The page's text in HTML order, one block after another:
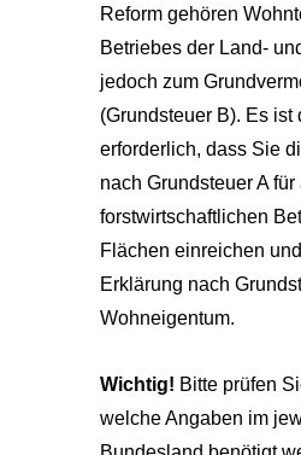
Reform gehören
Betriebes der Land-
jedoch zum
(Grundsteuer B). Es ist
erforderlich, dass Sie
nach Grundsteuer A
forstwirtschaftlichen
Flächen einreichen und
Erklärung nach
Wohneigentum.
Wichtig! Bitte prüfen
welche Angaben im